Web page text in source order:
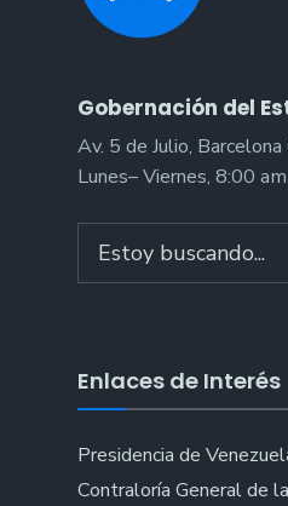
Gobernación del
Av. 5 de Julio,
Lunes– Viernes, 8:00
for:
Enlaces de Interés
Presidencia de
Contraloría General de